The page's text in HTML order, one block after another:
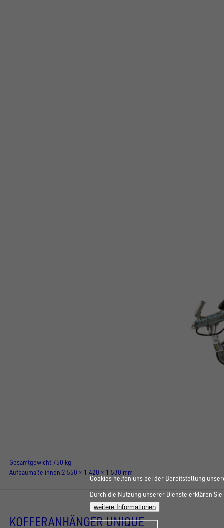
Gesamtgewicht 750 kg
Aufbaumaße innen 2.550 × 1.420 × 1.530 mm
KOFFERANHÄNGER UNIQUE
Cookies helfen uns bei der Bereitstellung
Durch die Nutzung unserer Dienste erklären
weitere Informationen